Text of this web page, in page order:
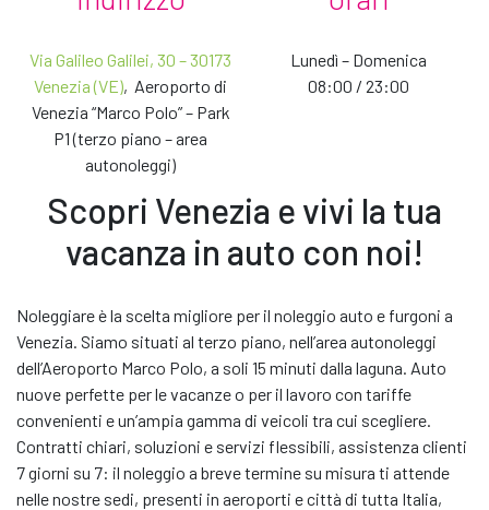
*Il termine'o modello simile'
indica che l'auto noleggiata
potrebbe non essere della stessa marca o modello
dell'auto presentata sul web. L'eventuale variazione
dell'auto avverà tra marca e modello disponibili al
momento del ritiro ma sempre all'interno del gruppo
del gruppo richiesto, provvederemo a consegnartene
un'altra appartenente ad un gruppo superiore.
Rendi unico il tuo noleggio
Scegli i nostri accessori e servizi extra per personalizzare il
tuo viaggio e rendere unica la tua esperienza di noleggio
Prosegui
E-MAIL *
DELL’INFORMATIVA PRIVACYPER RICEVERE INFORMAZIONI. *
ACCONSENTO AL TRATTAMENTO DEI MIEI DATI PER ATTIVITÀ DI
MARKETING
ACCONSENTO AL TRATTAMENTO DEI MIEI DATI PER ATTIVITÀ DI
PROFILAZIONE, AL FINE DI MIGLIORARE L'OFFERTA DI PRODOTTI E
SERVIZI
Via Galileo Galilei, 30 – 30173
Venezia (VE), Aeroporto di
Venezia “Marco Polo” – Park
P1 (terzo piano – area
autonoleggi)
Lunedì – Domenica
08:00 / 23:00
Scopri Venezia e vivi la tua
vacanza in auto con noi!
Noleggiare è la scelta migliore per il noleggio auto e furgoni a
Venezia. Siamo situati al terzo piano, nell’area autonoleggi
dell’Aeroporto Marco Polo, a soli 15 minuti dalla laguna. Auto
nuove perfette per le vacanze o per il lavoro con tariffe
convenienti e un’ampia gamma di veicoli tra cui scegliere.
Contratti chiari, soluzioni e servizi flessibili, assistenza clienti
7 giorni su 7: il noleggio a breve termine su misura ti attende
nelle nostre sedi, presenti in aeroporti e città di tutta Italia,